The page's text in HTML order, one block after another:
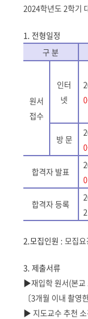
게
글
본
2024학년도 2학기
1. 전형일정
구 분
원서
접수
인터
넷
방 문
합격자 발표
0
합격자 등록
2.모집인원 :모집
3.제출서류
▶재입학 원서(본교
〔3개월 이내 촬영
▶ 지도교수 추천